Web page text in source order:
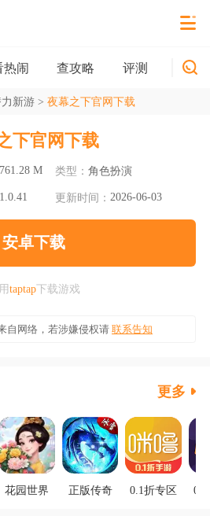
热闹 查攻略 评测 新游
新游> 夜幕之下官网下载
下官网下载
M 类型： 角色扮演
更新时间： 2026-06-03
安卓下载
taptap下载游戏
自网络，若涉嫌侵权请 联系告知
更多
花园世界 正版传奇 0.1折专区